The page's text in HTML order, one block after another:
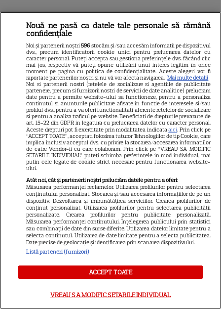
ALTE ARTICOLE
INTERESANTE
6
PRIME VIDEO
Premierele Prime Video din
august 2026: „Reacher”
sezonul 4, „Sterling Point” și
noi filme de neratat
17
Premiere Disney+ august
2026: „Camp Rock 3”,
„Futurama” și trilogia
„Stăpânul Inelelor” ajung pe
platformă
Premiere de neratat pe Netflix,
Disney+ și SkyShowtime în
Nouă ne pasă ca datele tale personale să rămână
confidențiale
Noi și partenerii noștri596 stocăm și/sau accesăm informații pe dispozitivul
dvs., precum identificatorii cookie unici pentru prelucrarea datelor cu
caracter personal. Puteți accepta sau gestiona preferințele dvs. făcând clic
mai jos, respectiv vă puteți opune utilizării unui interes legitim în orice
moment pe pagina cu politica de confidențialitate. Aceste alegeri vor fi
raportate partenerilor noștri și nu vă vor afecta navigarea. Mai multe detalii
Noi si partenerii nostri (retelele de socializare si agentiile de publicitate
partenere, precum si furnizorii nostri de servicii de date analitice) prelucram
date pentru a permite website-ului sa functioneze, pentru a personaliza
continutul si anunturile publicitare afisate in functie de interesele si/sau
profilul dvs., pentru a va oferi functionalitati aferente retelelor de socializare
si pentru a analiza traficul pe website. Beneficiati de drepturile prevazute de
art. 15-22 din GDPR in legatura cu prelucrarea datelor cu caracter personal.
Aceste drepturi pot fi exercitate prin modalitatea indicataaici. Prin click pe
“ACCEPT TOATE”, acceptati folosirea tuturor Tehnologiilor de tip Cookie, care
implica inclusiv acceptul dvs. cu privire la stocarea/accesarea informatiilor
de catre Vendor-ii cu care colaboram. Prin click pe “VREAU SA MODIFIC
SETARILE INDIVIDUAL” puteti schimba preferintele in mod individual, mai
putin cele legate de cookie strict necesare pentru functionarea website-
ului.
Atât noi, cât și partenerii noștri prelucrăm datele pentru a oferi:
Măsurarea performanței reclamelor. Utilizarea profilurilor pentru selectarea
conținutului personalizat. Stocarea și/sau accesarea informațiilor de pe un
dispozitiv. Dezvoltarea și îmbunătățirea serviciilor. Crearea profilurilor de
conținut personalizat. Utilizarea profilurilor pentru selectarea publicității
personalizate. Crearea profilurilor pentru publicitate personalizată.
Măsurarea performanței conținutului. Înțelegerea publicului prin statistici
sau combinații de date din surse diferite. Utilizarea datelor limitate pentru a
selecta conținutul. Utilizarea de date limitate pentru a selecta publicitatea.
Date precise de geolocație și identificarea prin scanarea dispozitivului.
Listă parteneri (furnizori)
ACCEPT TOATE
VREAU SA MODIFIC SETARILE INDIVIDUAL